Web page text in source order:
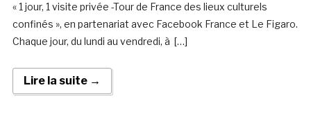
« 1 jour, 1 visite privée -Tour de France des lieux culturels
confinés », en partenariat avec Facebook France et Le Figaro.
Chaque jour, du lundi au vendredi, à […]
Lire la suite →